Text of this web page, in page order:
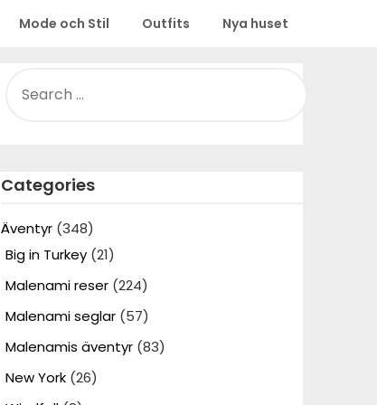
Mode och Stil Outfits Nya huset
FOR:
Categories
Äventyr(348)
Big in Turkey(21)
Malenami reser(224)
Malenami seglar(57)
Malenamis äventyr(83)
New York(26)